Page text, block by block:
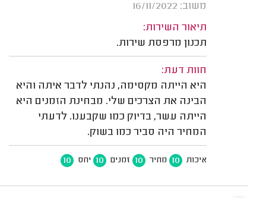
משוב: 16/11/2022
תיאור השירות:
תכנון מרפסת שירות.
חוות דעת:
היא הייתה מקסימה, נהנתי לדבר איתה והיא
הבינה את הצרכים שלי. מבחינת הזמנים היא
הייתה עשר, בדיוק כמו שקבענו. לדעתי
המחיר היה סביר כמו בשוק.
איכות 10 מחיר 10 זמנים 10 יחס 10